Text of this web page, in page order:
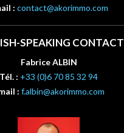
: contact@akorimmo.com
SPEAKING CONTACT
Fabrice ALBIN
Tél. : +33 (0)6 70 85 32 94
: f.albin@akorimmo.com